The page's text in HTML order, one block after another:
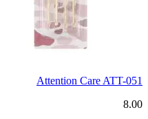
Attention Care ATT-051
8.00